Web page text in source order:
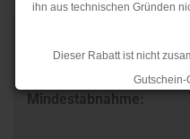
ihn aus technischen Gründen
Dieser Rabatt ist nicht
Gutschein-
Mindestabnahme: